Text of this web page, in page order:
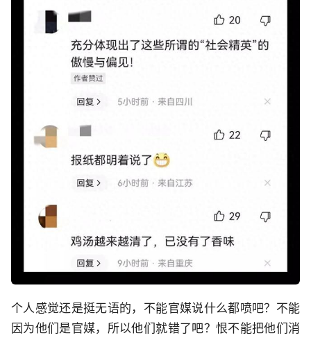
个人感觉还是挺无语的，不能官媒说什么都喷吧？不能
因为他们是官媒，所以他们就错了吧？恨不能把他们消